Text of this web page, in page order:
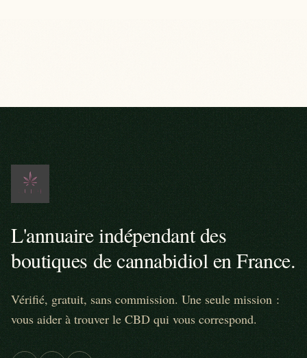
L'annuaire indépendant des
boutiques de cannabidiol en France.
Vérifié, gratuit, sans commission. Une seule mission :
vous aider à trouver le CBD qui vous correspond.